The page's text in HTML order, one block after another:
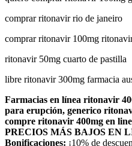
comprar ritonavir rio de janeiro
comprar ritonavir 100mg
ritonavir 50mg cuarto de pastilla
libre ritonavir 300mg farmacia
Farmacias en línea ritonavir
para erupción, generico
compre ritonavir 400mg en
PRECIOS MÁS BAJOS EN
Bonificaciones: ¡10% de